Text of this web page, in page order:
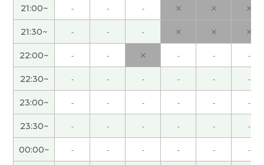
谢谢老师。方向补语更难啊😢下次上课的时候也想
学习方向补语吧！下次见。
( 女性 )
钱再多也不会是坏事。 我最近花得太多了、得省着
点用。
昨晚真是辛苦您了。 希望今晚您能睡个好。
做了那么多菜、真是太棒了。 你能再来山东、并且
看到你恢复精神、真是太好了。
21:00~ - - - × × ×
21:30~ - - - × × ×
22:00~ - - × - - -
22:30~ - - - - - -
23:00~ - - - - - -
23:30~ - - - - - -
00:00~ - - - - - -